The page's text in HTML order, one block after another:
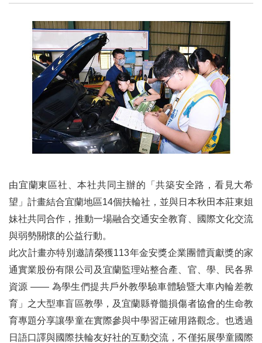
由宜蘭東區社、本社共同主辦的「共築安全路，看見大希
望」計畫結合宜蘭地區14個扶輪社，並與日本秋田本莊東姐
妹社共同合作，推動一場融合交通安全教育、國際文化交流
與弱勢關懷的公益行動。
此次計畫亦特別邀請榮獲113年金安獎企業團體貢獻獎的家
通實業股份有限公司及宜蘭監理站整合產、官、學、民各界
資源 —— 為學生們提共戶外教學驗車體驗暨大車內輪差教
育」之大型車盲區教學，及宜蘭縣脊髓損傷者協會的生命教
育專題分享讓學童在實際參與中學習正確用路觀念。也透過
日語口譯與國際扶輪友好社的互動交流，不僅拓展學童國際